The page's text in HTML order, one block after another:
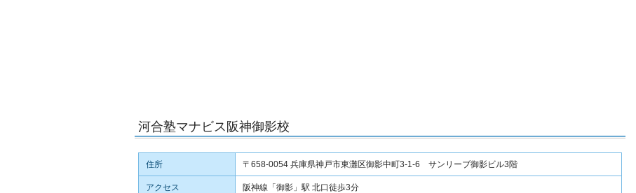
河合塾マナビス阪神御影校
住所 〒658-0054 兵庫県神戸市東灘区御影中町3-1-6 サンリーブ御影ビル3階
アクセス
阪神線「御影」駅 北口徒歩3分